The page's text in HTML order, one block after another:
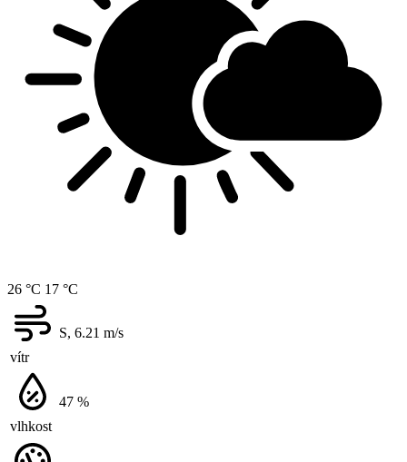
26 °C 17 °C
vítr
S, 6.21 m/s
vlhkost
47 %